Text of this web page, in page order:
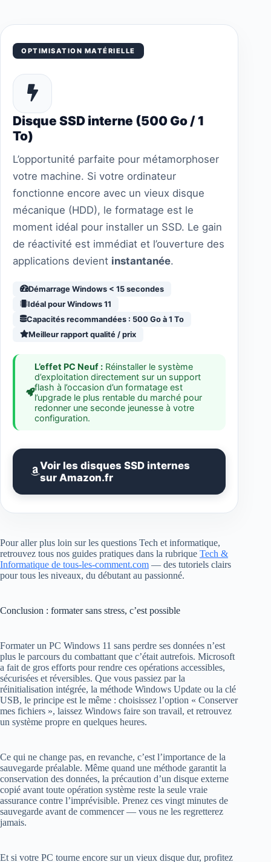
OPTIMISATION MATÉRIELLE
Disque SSD interne (500 Go / 1
To)
L’opportunité parfaite pour métamorphoser
votre machine. Si votre ordinateur
fonctionne encore avec un vieux disque
mécanique (HDD), le formatage est le
moment idéal pour installer un SSD. Le gain
de réactivité est immédiat et l’ouverture des
applications devient instantanée.
Démarrage Windows < 15 secondes
Idéal pour Windows 11
Capacités recommandées : 500 Go à 1 To
Meilleur rapport qualité / prix
L’effet PC Neuf : Réinstaller le système
d’exploitation directement sur un support
flash à l’occasion d’un formatage est
l’upgrade le plus rentable du marché pour
redonner une seconde jeunesse à votre
configuration.
Voir les disques SSD internes
sur Amazon.fr
Pour aller plus loin sur les questions Tech et informatique,
retrouvez tous nos guides pratiques dans la rubrique Tech &
Informatique de tous-les-comment.com — des tutoriels clairs
pour tous les niveaux, du débutant au passionné.
Conclusion : formater sans stress, c’est possible
Formater un PC Windows 11 sans perdre ses données n’est
plus le parcours du combattant que c’était autrefois. Microsoft
a fait de gros efforts pour rendre ces opérations accessibles,
sécurisées et réversibles. Que vous passiez par la
réinitialisation intégrée, la méthode Windows Update ou la clé
USB, le principe est le même : choisissez l’option « Conserver
mes fichiers », laissez Windows faire son travail, et retrouvez
un système propre en quelques heures.
Ce qui ne change pas, en revanche, c’est l’importance de la
sauvegarde préalable. Même quand une méthode garantit la
conservation des données, la précaution d’un disque externe
copié avant toute opération système reste la seule vraie
assurance contre l’imprévisible. Prenez ces vingt minutes de
sauvegarde avant de commencer — vous ne les regretterez
jamais.
Et si votre PC tourne encore sur un vieux disque dur, profitez
Nous utilisons des cookies pour vous garantir la meilleure
expérience sur notre site web. Si vous continuez à utiliser ce